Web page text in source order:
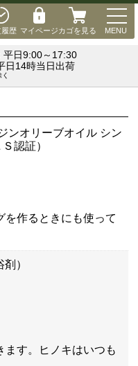
歴 マイページカゴを見る MENU
日9:00～17:30
日14時当日出荷
ンオリーブオイル シン
認証）
を作るときにも使って
）
ます。ヒノキはいつも